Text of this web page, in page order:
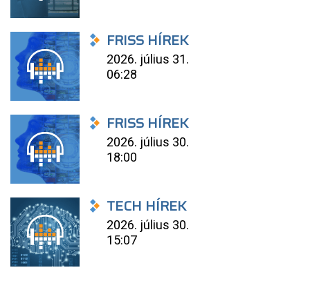
FRISS HÍREK
2026. július 31.
06:28
FRISS HÍREK
2026. július 30.
18:00
TECH HÍREK
2026. július 30.
15:07